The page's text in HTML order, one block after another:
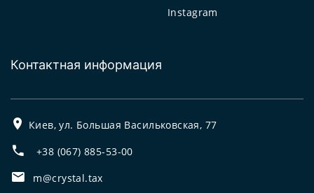
Instagram
Контактная информация
Киев, ул. Большая Васильковская, 77
+38 (067) 885-53-00
m@crystal.tax